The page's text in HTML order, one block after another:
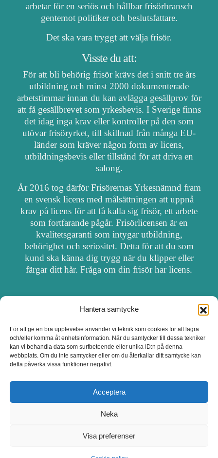
Hantera samtycke
För att ge en bra upplevelse använder vi teknik som cookies för att lagra
och/eller komma åt enhetsinformation. När du samtycker till dessa tekniker
kan vi behandla data som surfbeteende eller unika ID:n på denna
webbplats. Om du inte samtycker eller om du återkallar ditt samtycke kan
detta påverka vissa funktioner negativt.
Acceptera
Neka
Visa preferenser
arbetar för en seriös och hållbar frisörbransch
gentemot politiker och beslutsfattare.
Det ska vara tryggt att välja frisör.
Visste du att:
För att bli behörig frisör krävs det i snitt tre års
utbildning och minst 2000 dokumenterade
arbetstimmar innan du kan avlägga gesällprov för
att få gesällbrevet som yrkesbevis. I Sverige finns
det idag inga krav eller kontroller på den som
utövar frisöryrket, till skillnad från många EU-
länder som kräver någon form av licens,
utbildningsbevis eller tillstånd för att driva en
salong.
År 2016 tog därför Frisörernas Yrkesnämnd fram
en svensk licens med målsättningen att uppnå
krav på licens för att få kalla sig frisör, ett arbete
som fortfarande pågår. Frisörlicensen är en
kvalitetsgaranti som intygar utbildning,
behörighet och seriositet. Detta för att du som
kund ska känna dig trygg när du klipper eller
färgar ditt hår. Fråga om din frisör har licens.
OM FRISÖRSÖK
UPPDATERA SALONG